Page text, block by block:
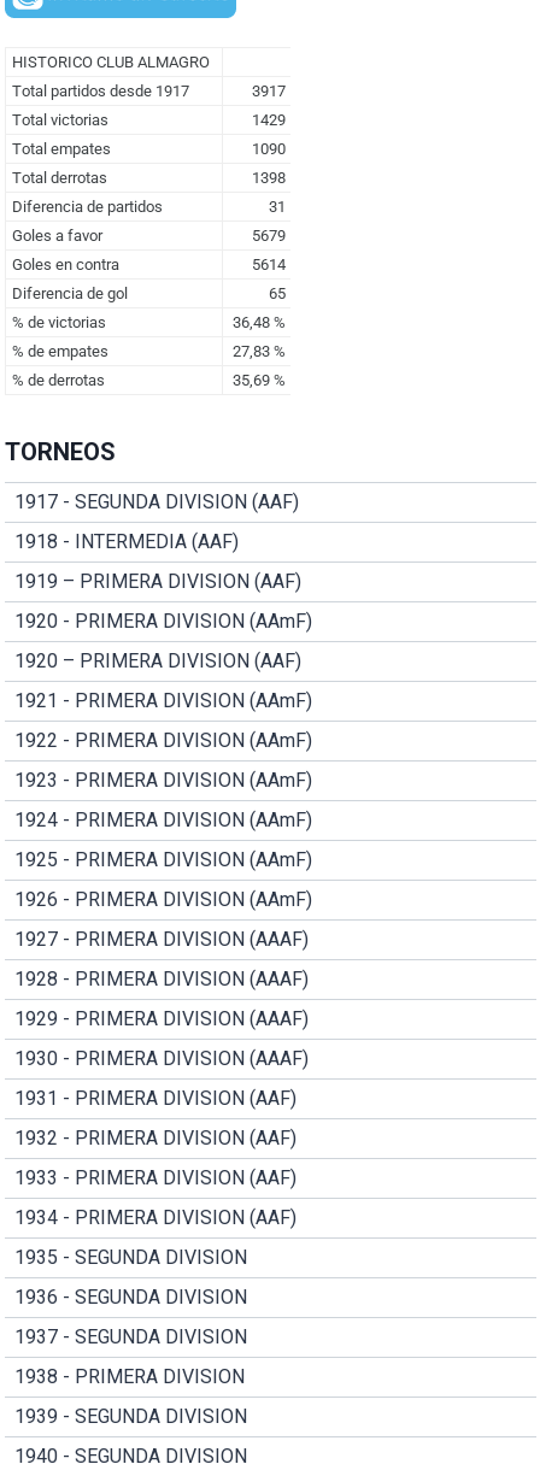
TORNEOS
1917 - SEGUNDA DIVISION (AAF)
1918 - INTERMEDIA (AAF)
1919 – PRIMERA DIVISION (AAF)
1920 - PRIMERA DIVISION (AAmF)
1920 – PRIMERA DIVISION (AAF)
1921 - PRIMERA DIVISION (AAmF)
1922 - PRIMERA DIVISION (AAmF)
1923 - PRIMERA DIVISION (AAmF)
1924 - PRIMERA DIVISION (AAmF)
1925 - PRIMERA DIVISION (AAmF)
1926 - PRIMERA DIVISION (AAmF)
1927 - PRIMERA DIVISION (AAAF)
1928 - PRIMERA DIVISION (AAAF)
1929 - PRIMERA DIVISION (AAAF)
1930 - PRIMERA DIVISION (AAAF)
1931 - PRIMERA DIVISION (AAF)
1932 - PRIMERA DIVISION (AAF)
1933 - PRIMERA DIVISION (AAF)
1934 - PRIMERA DIVISION (AAF)
1935 - SEGUNDA DIVISION
1936 - SEGUNDA DIVISION
1937 - SEGUNDA DIVISION
1938 - PRIMERA DIVISION
1939 - SEGUNDA DIVISION
1940 - SEGUNDA DIVISION